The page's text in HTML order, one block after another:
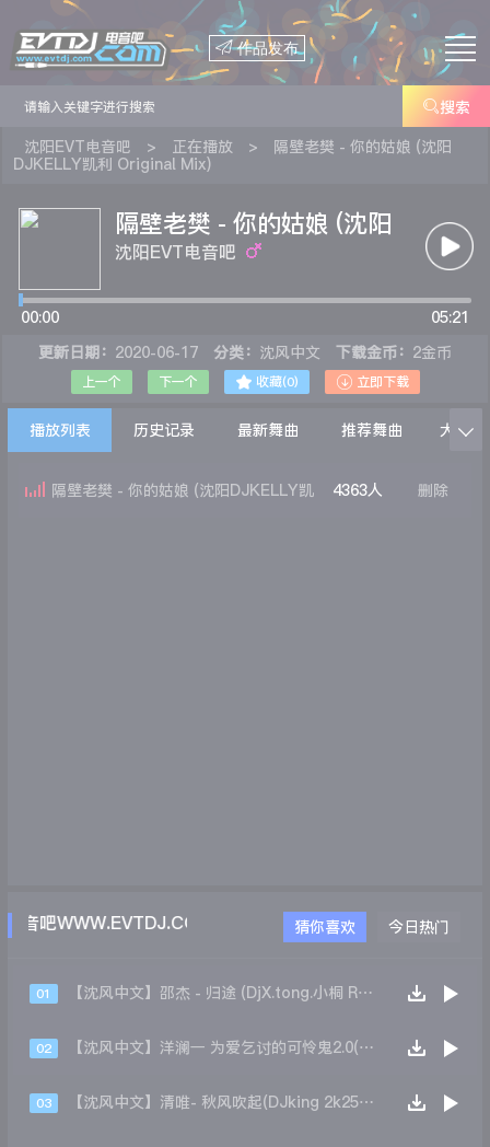
作品发布
搜索
沈阳EVT电音吧 > 正在播放 >
隔壁老樊 - 你的姑娘 (沈阳
DJKELLY凯利 Original Mix)
隔壁老樊 - 你的姑娘 (沈阳
DJKELLY凯利 Original
沈阳EVT电音吧
00:00
05:21
更新日期： 2020-06-17 分类： 沈风中文 下载金币： 2金币
上一个 下一个  收藏(0)  立即下载
播放列表 历史记录 最新舞曲 推荐舞曲 大家在

隔壁老樊 - 你的姑娘 (沈阳DJKELLY凯 4363人 删除
音吧WWW.EVTDJ.COM 猜你喜欢 今日热门
01 【沈风中文】邵杰 - 归途 (DjX.tong.小桐 Remix)
02 【沈风中文】洋澜一 为爱乞讨的可怜鬼2.0(DJ阿盛Extended Mix)
03 【沈风中文】清唯- 秋风吹起(DJking 2k25Extended Mix)